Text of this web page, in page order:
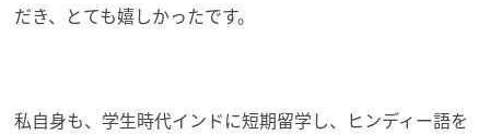
だき、とても嬉しかったです。
私自身も、学生時代インドに短期留学し、ヒンディー語を